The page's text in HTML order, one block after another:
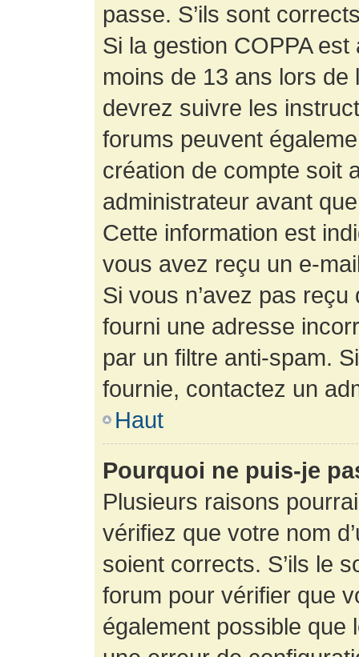
passe. S’ils sont
Si la gestion COPPA
moins de 13 ans lors de
devrez suivre les
forums peuvent
création de compte soit
administrateur avant
Cette information est
vous avez reçu un e-
Si vous n’avez pas
fourni une adresse
par un filtre anti-spam.
fournie, contactez un
Haut
Pourquoi ne puis-je
Plusieurs raisons
vérifiez que votre nom
soient corrects. S’ils le
forum pour vérifier que
également possible que